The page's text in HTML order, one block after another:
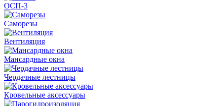
ОСП-3
Саморезы
Вентиляция
Мансардные окна
Чердачные лестницы
Кровельные аксессуары